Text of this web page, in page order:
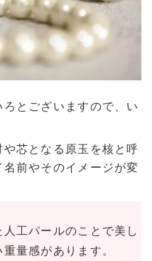
とございますので、い
芯となる原玉を核と呼
前やそのイメージが変
工パールのことで美し
量感があります。